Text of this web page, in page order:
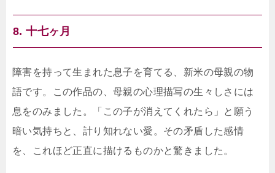
8. 十七ヶ月
障害を持って生まれた息子を育てる、新米の母親の物
語です。この作品の、母親の心理描写の生々しさには
息をのみました。「この子が消えてくれたら」と願う
暗い気持ちと、計り知れない愛。その矛盾した感情
を、これほど正直に描けるものかと驚きました。